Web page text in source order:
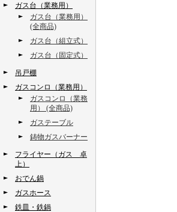
ガス台（業務用）
ガス台（業務用）
(全商品)
ガス台（組立式）
ガス台（固定式）
吊戸棚
ガスコンロ（業務用）
ガスコンロ（業務
用） (全商品)
ガステーブル
鋳物ガスバーナー
フライヤー（ガス 卓
上）
おでん鍋
ガスホース
鉄皿・鉄鍋